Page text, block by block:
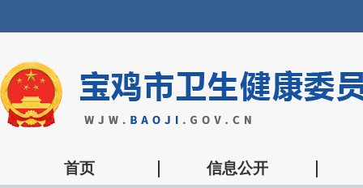
首页 信息公开